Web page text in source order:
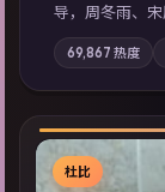
导，周冬雨、
记忆碎片重组
配乐强化地域
线看」延展检
69,867 热度
杜比